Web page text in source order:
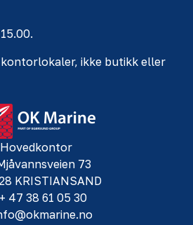
kontorlokaler, ikke butikk eller
Hovedkontor
73
KRISTIANSAND
+ 47 38 61 05 30